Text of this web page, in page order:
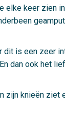
keer zien
is een zeer
dan ook het
zijn knieën